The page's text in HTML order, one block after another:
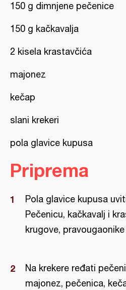
150 g dimnjene pečenice
150 g kačkavalja
2 kisela krastavčića
majonez
kečap
slani krekeri
pola glavice kupusa
Priprema
Pola glavice kupusa
Pečenicu, kačkavalj i
krugove,
Na krekere ređati
majonez, pečenica,